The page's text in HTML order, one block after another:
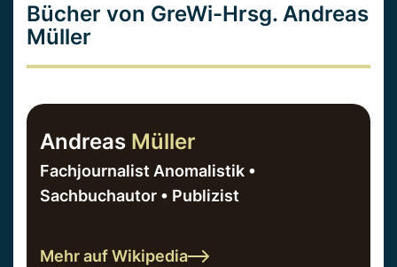
Bücher von GreWi-Hrsg. Andreas
Müller
Andreas Müller
Fachjournalist Anomalistik •
Sachbuchautor • Publizist
Mehr auf Wikipedia